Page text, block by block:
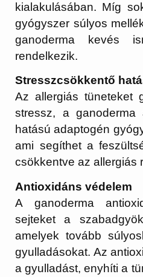
kialakulásában. Míg
gyógyszer súlyos
ganoderma kevés
rendelkezik.
Stresszcsökkentő
Az allergiás tüneteket
stressz, a ganoderma
hatású adaptogén
ami segíthet a
csökkentve az allergiás
Antioxidáns védelem
A ganoderma
sejteket a
amelyek tovább
gyulladásokat. Az
a gyulladást, enyhíti a